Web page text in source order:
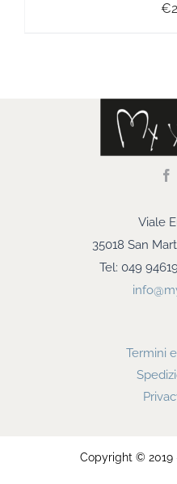
€
Viale
35018 San
Tel: 049
Termini
Copyright © 2019